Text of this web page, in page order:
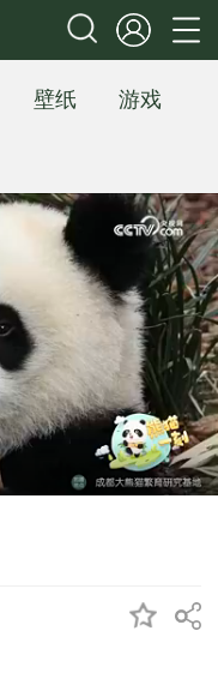
壁纸
游戏